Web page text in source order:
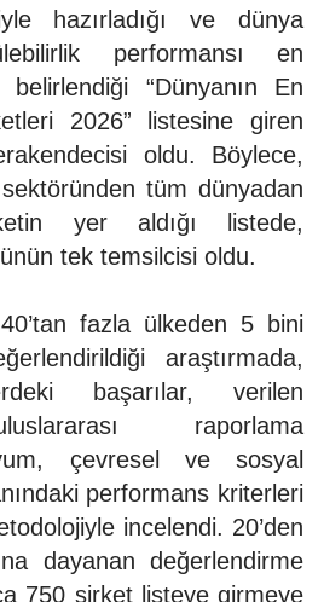
hazırladığı ve dünya
performansı en
“Dünyanın En
2026” listesine giren
oldu. Böylece,
tüm dünyadan
yer aldığı listede,
tek temsilcisi oldu.
fazla ülkeden 5 bini
araştırmada,
başarılar, verilen
raporlama
çevresel ve sosyal
performans kriterleri
incelendi. 20’den
dayanan değerlendirme
750 şirket listeye girmeye